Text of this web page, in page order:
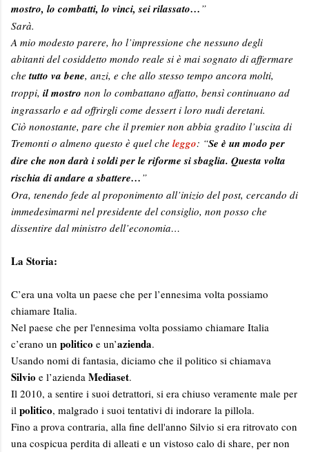
mostro, lo combatti, lo vinci, sei rilassato… ”
Sarà.
A mio modesto parere, ho l’impressione che nessuno degli
abitanti del cosiddetto mondo reale si è mai sognato di affermare
che tutto va bene, anzi, e che allo stesso tempo ancora molti,
troppi, il mostro non lo combattano affatto, bensì continuano ad
ingrassarlo e ad offrirgli come dessert i loro nudi deretani.
Ciò nonostante, pare che il premier non abbia gradito l’uscita di
Tremonti o almeno questo è quel che leggo: “Se è un modo per
dire che non darà i soldi per le riforme si sbaglia. Questa volta
rischia di andare a sbattere… ”
Ora, tenendo fede al proponimento all’inizio del post, cercando di
immedesimarmi nel presidente del consiglio, non posso che
dissentire dal ministro dell’economia…
La Storia:
C’era una volta un paese che per l’ennesima volta possiamo
chiamare Italia.
Nel paese che per l'ennesima volta possiamo chiamare Italia
c’erano un politico e un’azienda.
Usando nomi di fantasia, diciamo che il politico si chiamava
Silvio e l’azienda Mediaset.
Il 2010, a sentire i suoi detrattori, si era chiuso veramente male per
il politico, malgrado i suoi tentativi di indorare la pillola.
Fino a prova contraria, alla fine dell'anno Silvio si era ritrovato con
una cospicua perdita di alleati e un vistoso calo di share, per non